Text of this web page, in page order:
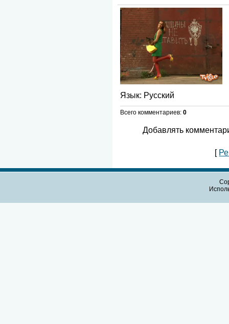
Язык: Русский
Всего комментариев: 0
Добавлять
[